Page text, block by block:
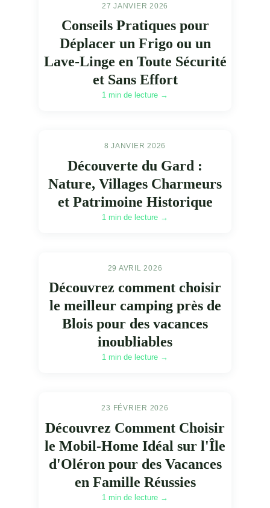
27 JANVIER 2026
Conseils Pratiques pour
Déplacer un Frigo ou un
Lave-Linge en Toute Sécurité
et Sans Effort
1 min de lecture →
8 JANVIER 2026
Découverte du Gard :
Nature, Villages Charmeurs
et Patrimoine Historique
1 min de lecture →
29 AVRIL 2026
Découvrez comment choisir
le meilleur camping près de
Blois pour des vacances
inoubliables
1 min de lecture →
23 FÉVRIER 2026
Découvrez Comment Choisir
le Mobil-Home Idéal sur l'Île
d'Oléron pour des Vacances
en Famille Réussies
1 min de lecture →